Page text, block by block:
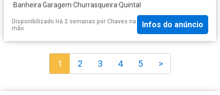
·Banheira·Garagem·Churrasqueira·Quintal
Disponibilizado Há 2 semanas por Chaves na
mão
Infos do anúncio
1 2 3 4 5 >